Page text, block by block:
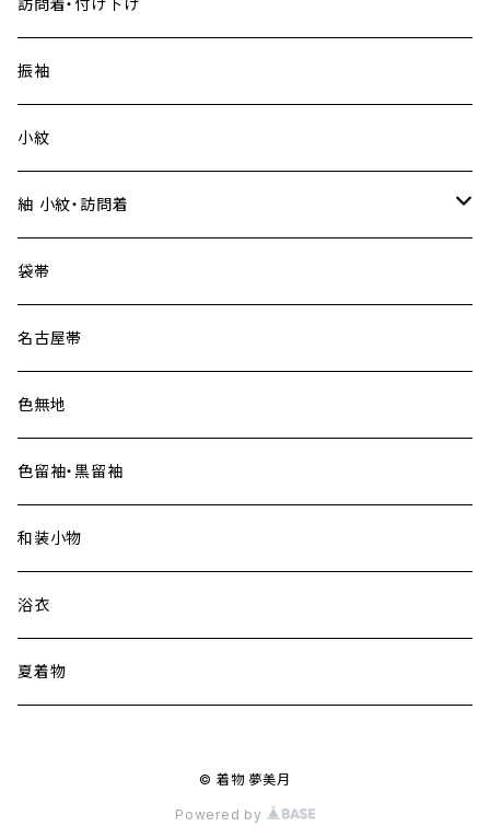
訪問着・付け下げ
振袖
小紋
紬 小紋・訪問着
大島紬
袋帯
名古屋帯
色無地
色留袖・黒留袖
和装小物
浴衣
夏着物
© 着物 夢美月
Powered by